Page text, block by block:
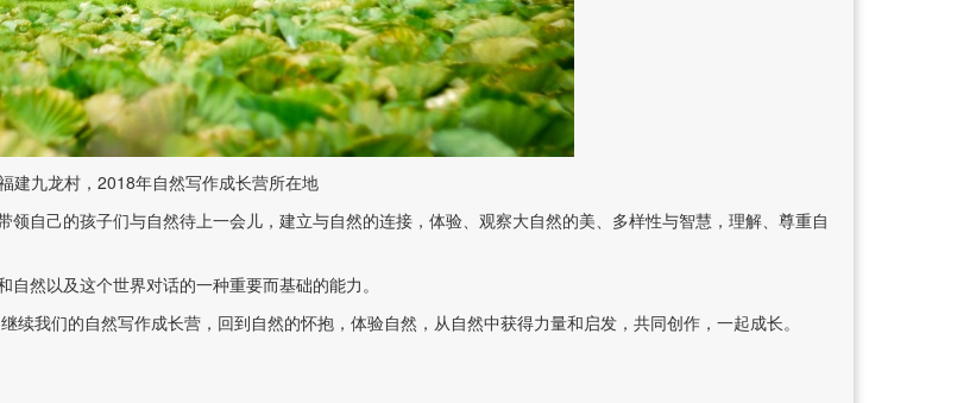
建九龙村，2018年自然写作成长营所在地
自己的孩子们与自然待上一会儿，建立与自然的连接，体验、观察大自然的美、多样性与智慧，理解、尊重自
然以及这个世界对话的一种重要而基础的能力。
我们的自然写作成长营，回到自然的怀抱，体验自然，从自然中获得力量和启发，共同创作，一起成长。